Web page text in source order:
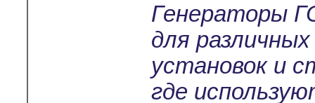
Генераторы
для
установок и
где